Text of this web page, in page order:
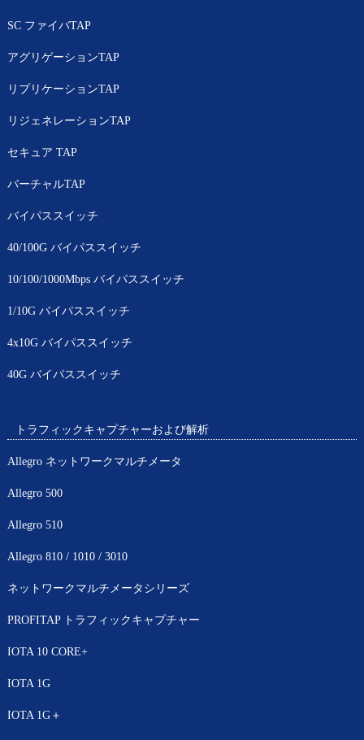
SC ファイバTAP
アグリゲーションTAP
リプリケーションTAP
リジェネレーションTAP
セキュア TAP
バーチャルTAP
バイパススイッチ
40/100G バイパススイッチ
10/100/1000Mbps バイパススイッチ
1/10G バイパススイッチ
4x10G バイパススイッチ
40G バイパススイッチ
トラフィックキャプチャーおよび解析
Allegro ネットワークマルチメータ
Allegro 500
Allegro 510
Allegro 810 / 1010 / 3010
ネットワークマルチメータシリーズ
PROFITAP トラフィックキャプチャー
IOTA 10 CORE+
IOTA 1G
IOTA 1G＋